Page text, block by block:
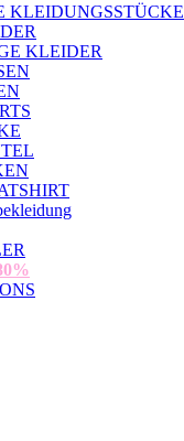
KLEIDUNGSSTÜCKE
KLEIDER